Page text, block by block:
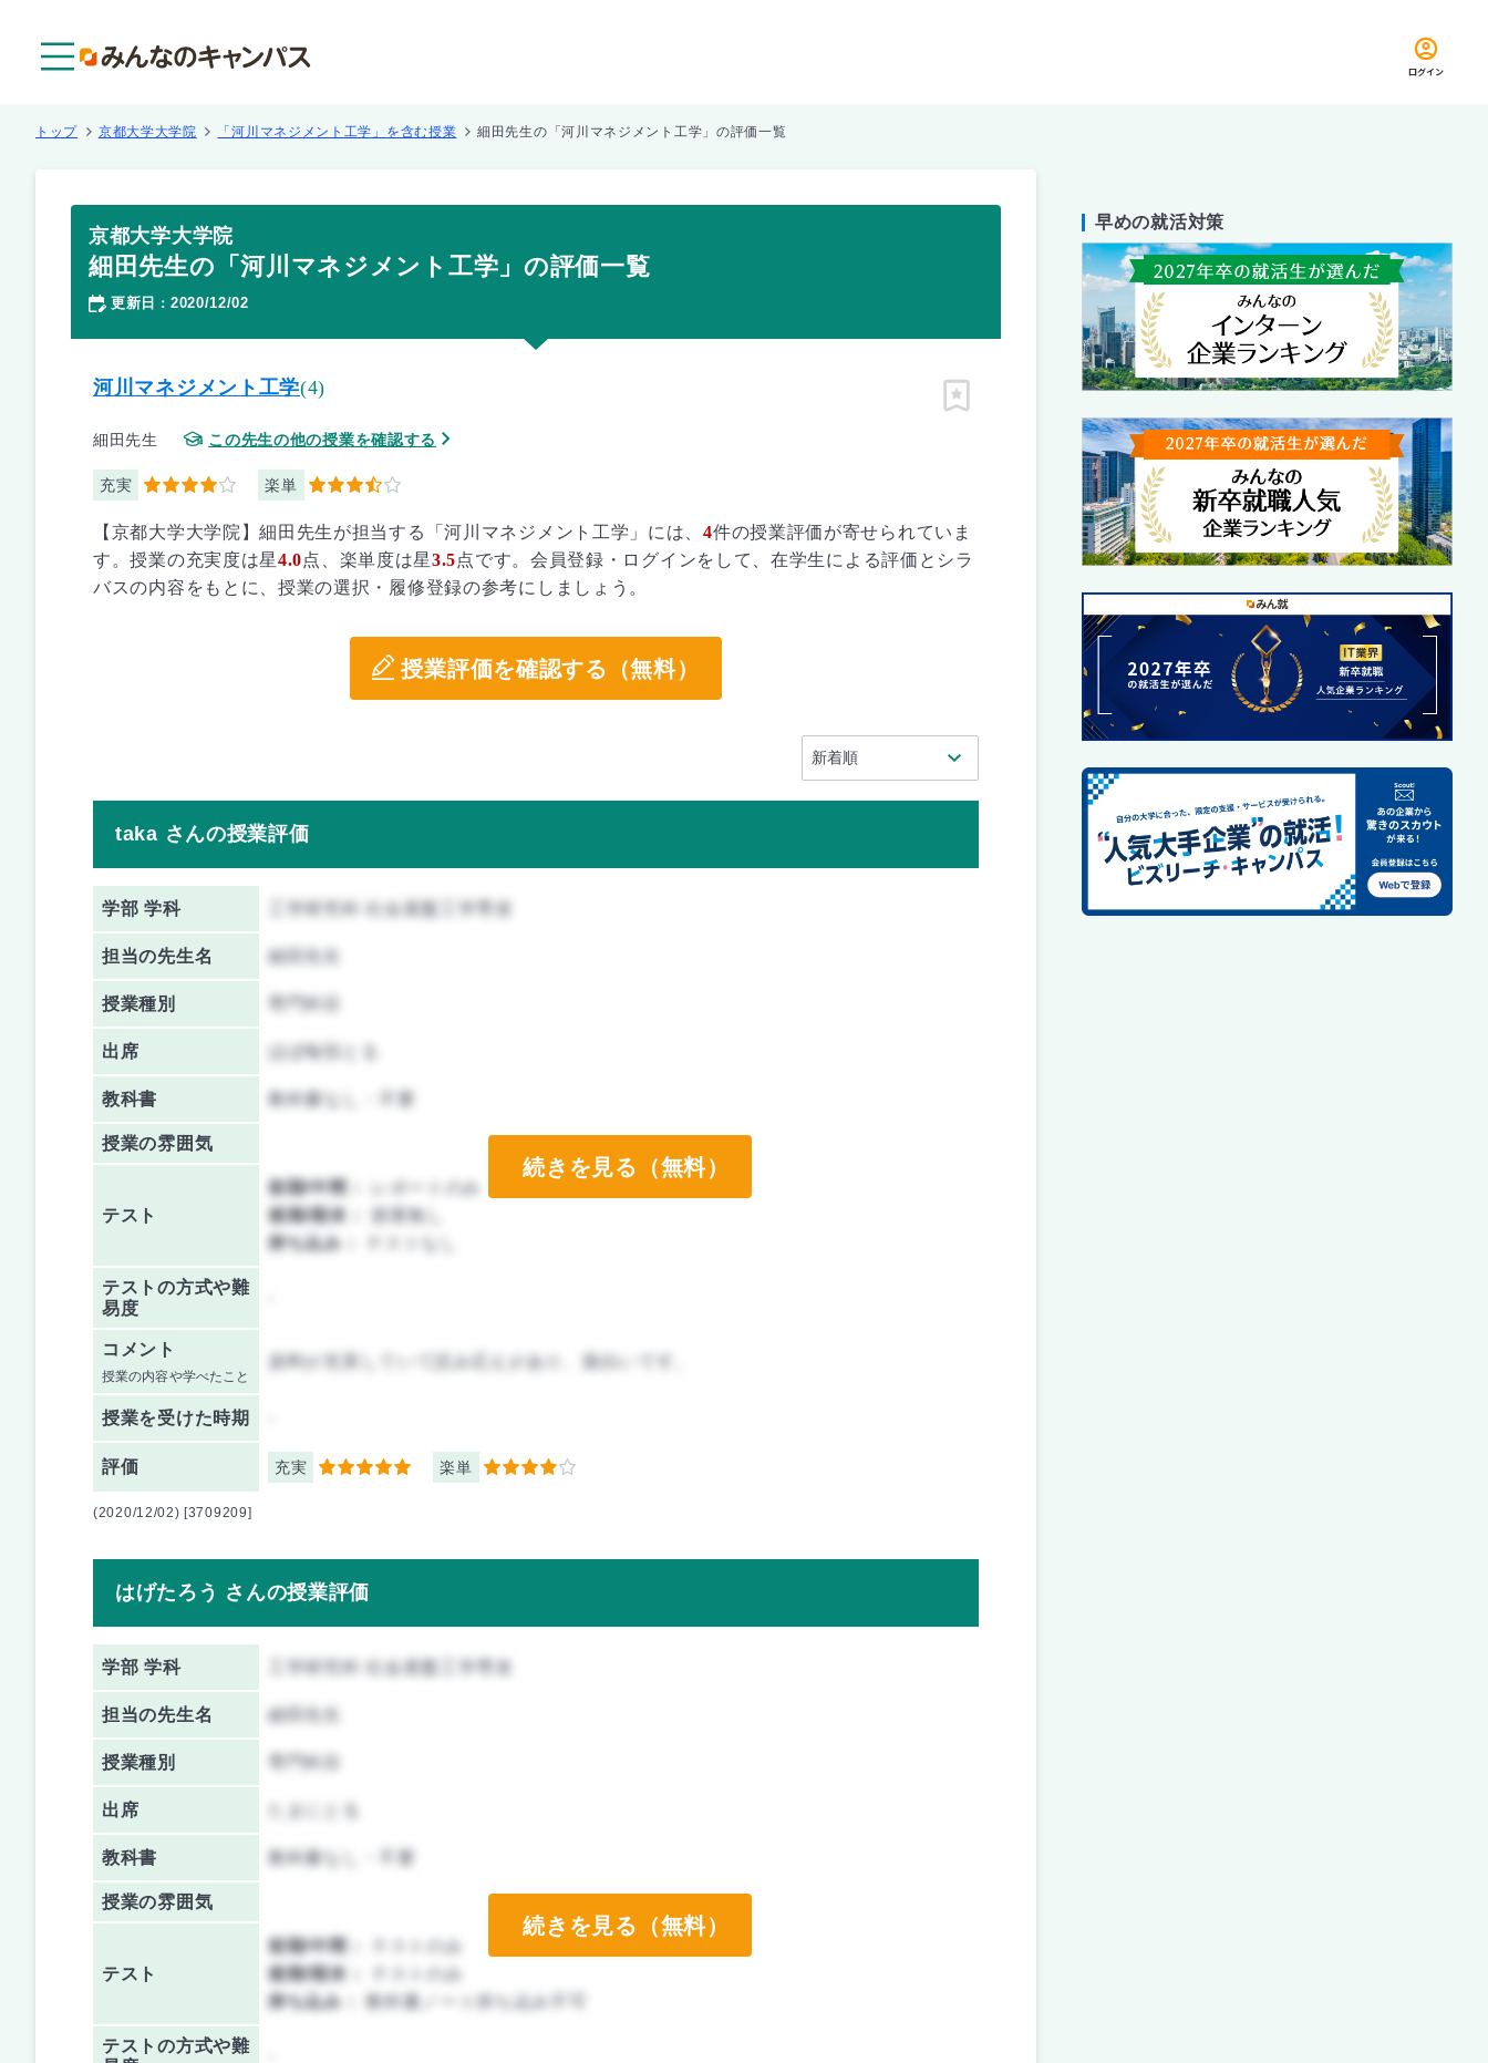
ログイン
トップ 京都大学大学院 「河川マネジメント工学」を含む授業 細田先生の「河川マネジメント工学」の評価一覧
京都大学大学院
細田先生の「河川マネジメント工学」の評価一覧
更新日 ： 2020/12/02
河川マネジメント工学(4)
細田先生 この先生の他の授業を確認する
充実 4 楽単 3.5
ピン留め
【京都大学大学院】細田先生が担当する「河川マネジメント工学」には、4件の授業評価が寄せられていま
す。授業の充実度は星4.0点、楽単度は星3.5点です。会員登録・ログインをして、在学生による評価とシラ
バスの内容をもとに、授業の選択・履修登録の参考にしましょう。
授業評価を確認する（無料）
taka さんの授業評価
学部 学科 工学研究科 社会基盤工学専攻
担当の先生名 細田先生
授業種別 専門科目
出席 ほぼ毎回とる
教科書 教科書なし・不要
授業の雰囲気
テスト
前期/中間：
レポートのみ
後期/期末：
授業無し
持ち込み：
テストの方式や難
易度
コメント
授業の内容や学べたこと
資料が充実していて読み応えがあり、面白いです。
授業を受けた時期
評価 充実 5 楽単 4
続きを見る（無料）
(2020/12/02) [3709209]
はげたろう さんの授業評価
学部 学科 工学研究科 社会基盤工学専攻
担当の先生名 細田先生
授業種別 専門科目
出席
教科書 教科書なし・不要
授業の雰囲気
テスト
前期/中間：
テストのみ
後期/期末：
テストのみ
持ち込み：
教科書ノート持ち込み不可
テストの方式や難
続きを見る（無料）
早めの就活対策